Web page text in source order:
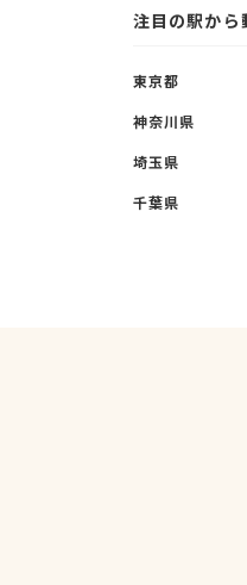
注目の駅から
東京都
神奈川県
埼玉県
千葉県